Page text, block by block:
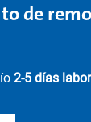
de
2-5 días